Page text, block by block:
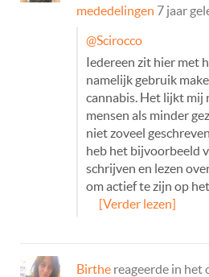
mededelingen 7 jaar
@Scirocco
Iedereen zit hier met
namelijk gebruik
cannabis. Het lijkt mij
mensen als minder
niet zoveel
heb het bijvoorbeeld
schrijven en lezen
om actief te zijn op
[Verder lezen]
Birthe reageerde in het